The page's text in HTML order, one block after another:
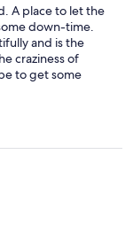
A place to let the
down-time.
and is the
craziness of
to get some
hard) and the TV
bringing
time.